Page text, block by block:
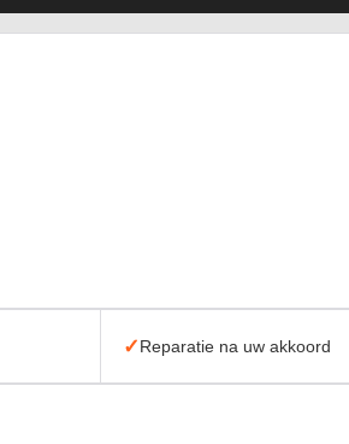
✓Reparatie na uw akkoord